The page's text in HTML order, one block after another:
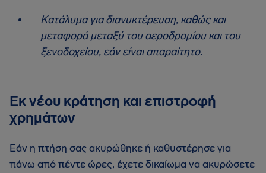
Κατάλυμα για διανυκτέρευση, καθώς και
μεταφορά μεταξύ του αεροδρομίου και του
ξενοδοχείου, εάν είναι απαραίτητο.
Εκ νέου κράτηση και επιστροφή
χρημάτων
Εάν η πτήση σας ακυρώθηκε ή καθυστέρησε για
πάνω από πέντε ώρες, έχετε δικαίωμα να ακυρώσετε